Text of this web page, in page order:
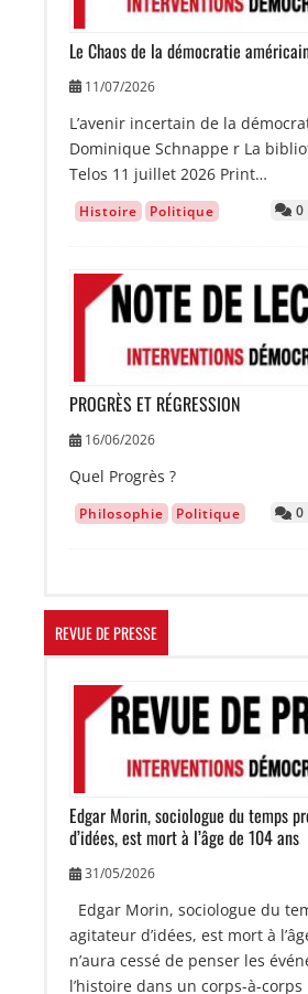
Le Chaos de la démocratie
11/07/2026
L’avenir incertain de la
Dominique Schnappe r La
Telos 11 juillet 2026 Print…
Histoire Politique 0
Image
PROGRÈS ET RÉGRESSION
16/06/2026
Quel Progrès ?
Philosophie Politique 0
REVUE DE PRESSE
Image
Edgar Morin, sociologue du temps
d’idées, est mort à l’âge de 104 ans
31/05/2026
Edgar Morin, sociologue du
agitateur d’idées, est mort à
n’aura cessé de penser les
l’histoire dans un corps-à-